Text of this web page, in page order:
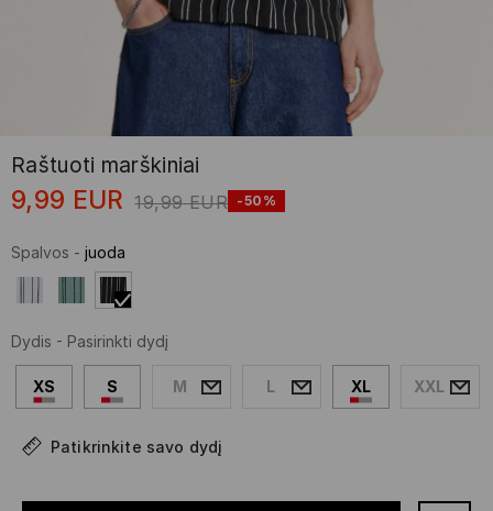
Raštuoti marškiniai
9,99 EUR 19,99 EUR -50%
Spalvos - juoda
Dydis - Pasirinkti dydį
XS S M L XL XXL
Patikrinkite savo dydį